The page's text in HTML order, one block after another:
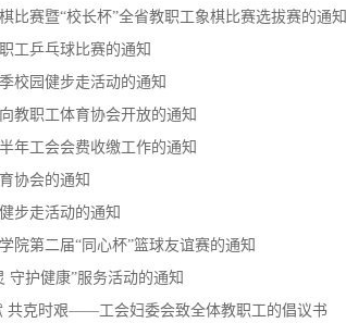
比赛暨“校长杯”全省教职工象棋比赛选拔赛的通知
工乒乓球比赛的通知
校园健步走活动的通知
教职工体育协会开放的通知
年工会会费收缴工作的通知
协会的通知
步走活动的通知
院第二届“同心杯”篮球友谊赛的通知
守护健康”服务活动的通知
共克时艰——工会妇委会致全体教职工的倡议书